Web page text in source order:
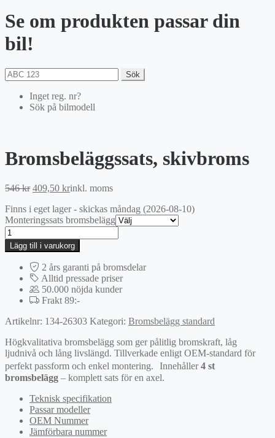
Se om produkten passar din
bil!
Sök
Inget reg. nr?
Sök på bilmodell
Bromsbeläggssats, skivbroms
546kr Det
priset
var:
409,50 krDet
priset
är:
inkl. moms
Finns i eget lager - skickas måndag (2026-08-10)
Monteringssats bromsbelägg
Bromsbeläggssats,
skivbroms
mängd
Lägg till i varukorg
2 års garanti på bromsdelar
Alltid pressade priser
50.000 nöjda kunder
Frakt 89:-
Artikelnr: 134-26303 Kategori: Bromsbelägg standard
Högkvalitativa bromsbelägg som ger pålitlig bromskraft, låg
ljudnivå och lång livslängd. Tillverkade enligt OEM-standard för
perfekt passform och enkel montering. Innehåller4 st
bromsbelägg – komplett sats för en axel.
Teknisk specifikation
Passar modeller
OEM Nummer
Jämförbara nummer